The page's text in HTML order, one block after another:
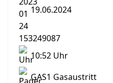
19.06.2024
10:52 Uhr
GAS1 Gasaustritt